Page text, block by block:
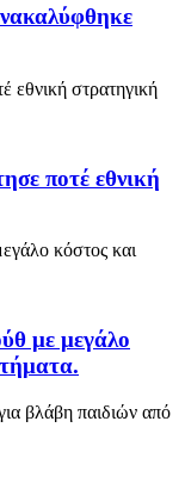
ποτέ εθνική
με μεγάλο